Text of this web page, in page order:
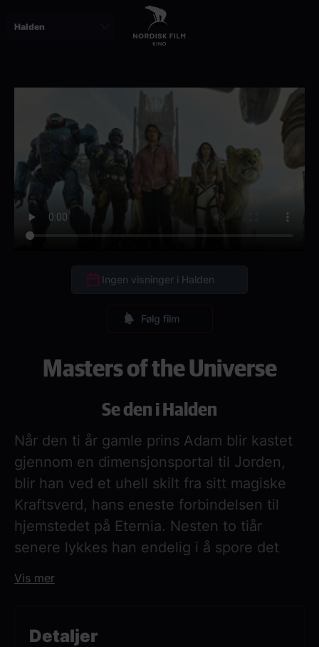
Detaljer
Ingen visninger i Halden
Følg film
Masters of the Universe
Se den i Halden
Når den ti år gamle prins Adam blir kastet
gjennom en dimensjonsportal til Jorden,
blir han ved et uhell skilt fra sitt magiske
Kraftsverd, hans eneste forbindelsen til
hjemstedet på Eternia. Nesten to tiår
senere lykkes han endelig i å spore det
For å beseire en så mektig fiende må prins
Vis mer